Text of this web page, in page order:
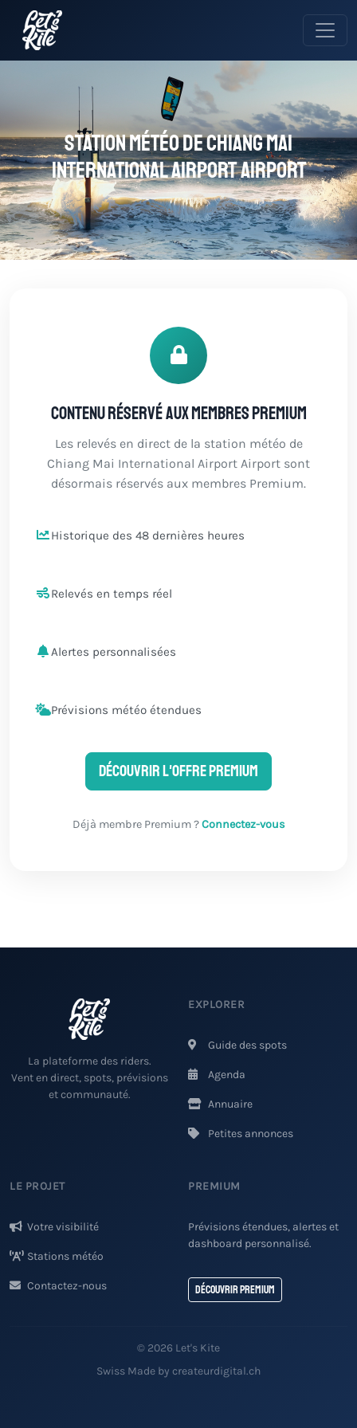
Station météo de Chiang Mai
International Airport Airport
Contenu réservé aux membres Premium
Les relevés en direct de la station météo de
Chiang Mai International Airport Airport sont
désormais réservés aux membres Premium.
Historique des 48 dernières heures
Relevés en temps réel
Alertes personnalisées
Prévisions météo étendues
Découvrir l'offre Premium
Déjà membre Premium ?Connectez-vous
La plateforme des riders.
Vent en direct, spots, prévisions
et communauté.
EXPLORER
Guide des spots
Agenda
Annuaire
Petites annonces
LE PROJET
Votre visibilité
Stations météo
Contactez-nous
PREMIUM
Prévisions étendues, alertes et
dashboard personnalisé.
Découvrir Premium
© 2026 Let's Kite
Swiss Made by createurdigital.ch